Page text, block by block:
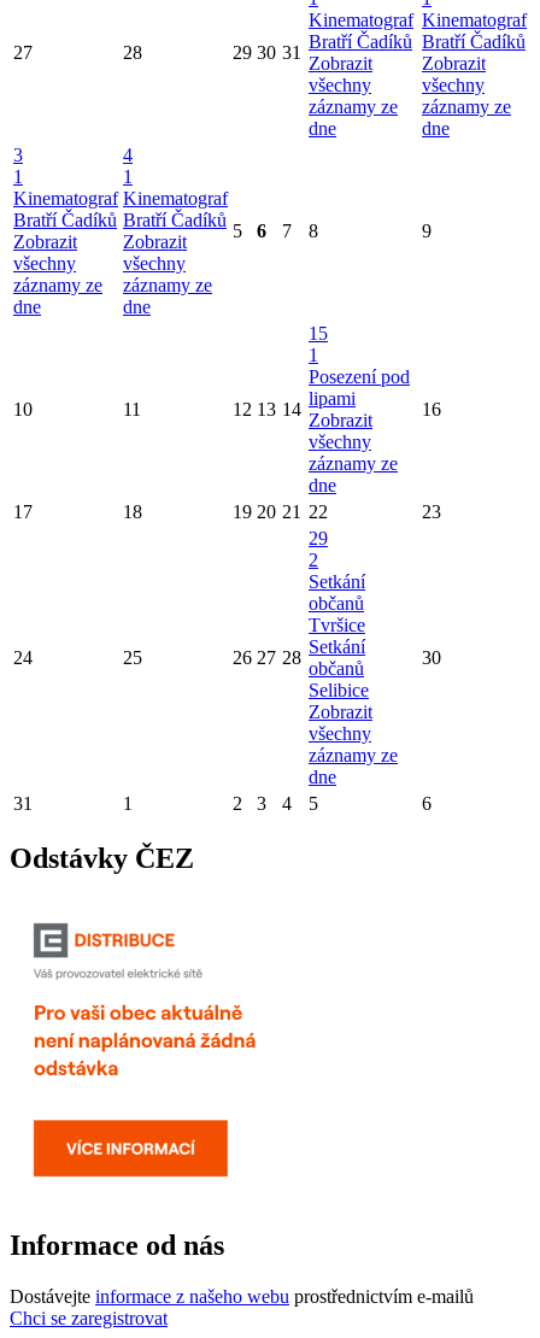
27 28 29 30 31
Kinematograf
Bratří Čadíků
Zobrazit
všechny
záznamy ze
dne
Kinematograf
Bratří Čadíků
Zobrazit
všechny
záznamy ze
dne
3
1
Kinematograf
Bratří Čadíků
Zobrazit
všechny
záznamy ze
dne
4
1
Kinematograf
Bratří Čadíků
Zobrazit
všechny
záznamy ze
dne
5 6 7 8 9
10 11 12 13 14
15
1
Posezení pod
lipami
Zobrazit
všechny
záznamy ze
dne
16
17 18 19 20 21 22 23
24 25 26 27 28
29
2
Setkání
občanů
Tvršice
Setkání
občanů
Selibice
Zobrazit
všechny
záznamy ze
dne
30
31 1 2 3 4 5 6
Odstávky ČEZ
Informace od nás
Dostávejte informace z našeho webu prostřednictvím e-mailů
Chci se zaregistrovat